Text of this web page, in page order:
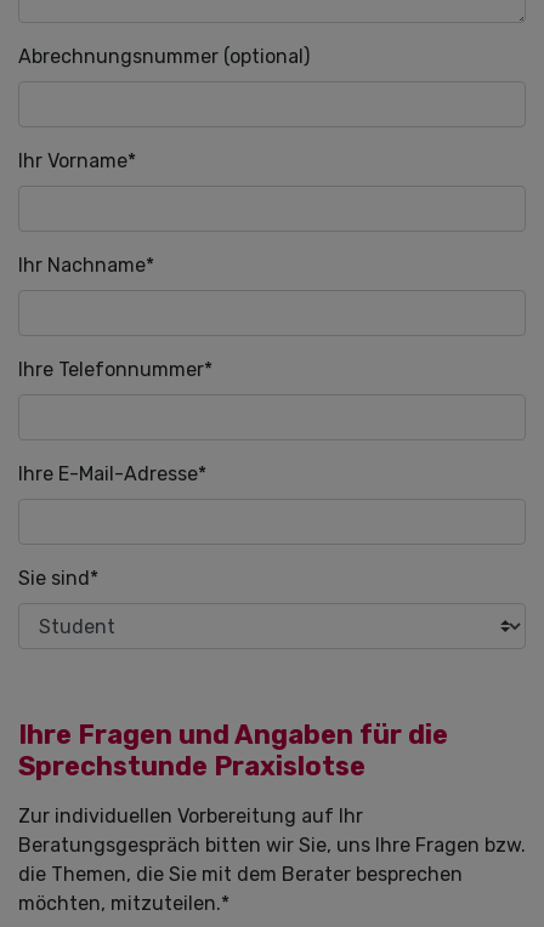
Abrechnungsnummer (optional)
Pflichtfeld
Ihr Vorname*
Pflichtfeld
Ihr Nachname*
Pflichtfeld
Ihre Telefonnummer*
Pflichtfeld
Ihre E-Mail-Adresse*
Pflichtfeld
Sie sind*
Ihre Fragen und Angaben für die
Sprechstunde Praxislotse
Pflichtfeld
Zur individuellen Vorbereitung auf Ihr
Beratungsgespräch bitten wir Sie, uns Ihre Fragen bzw.
die Themen, die Sie mit dem Berater besprechen
möchten, mitzuteilen.*